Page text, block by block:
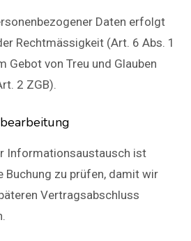
Daten erfolgt
Rechtmässigkeit (Art. 6 Abs. 1
Gebot von Treu und Glauben
2 ZGB).
Informationsaustausch ist
Buchung zu prüfen, damit wir
Vertragsabschluss